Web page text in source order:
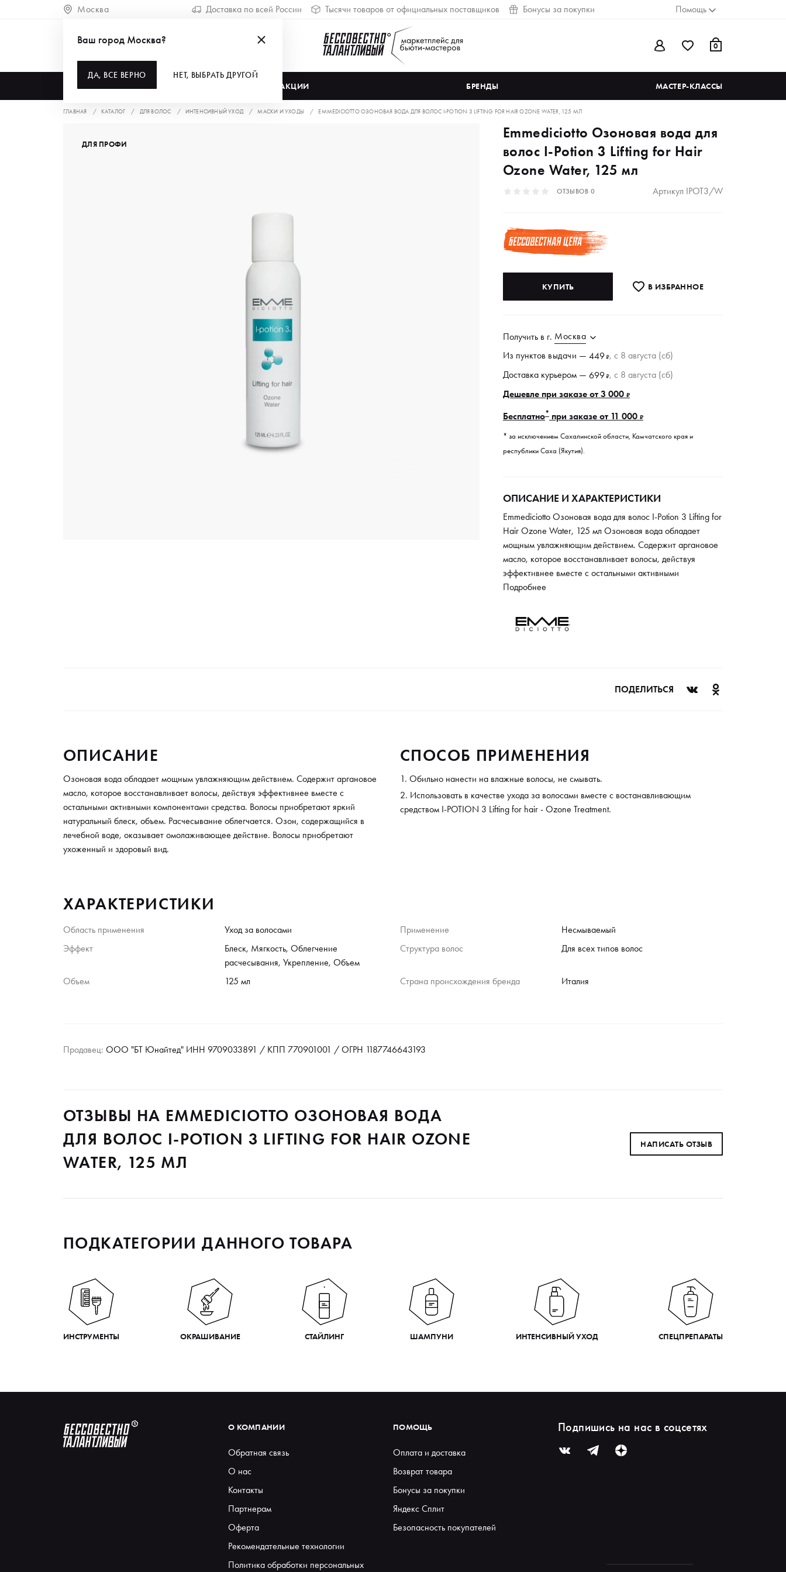
Москва Доставка по всей России Тысячи товаров от официальных поставщиков Бонусы за покупки Помощь
0
АКЦИИ БРЕНДЫ МАСТЕР-КЛАССЫ
Ваш город Москва?
ДА, ВСЕ ВЕРНО НЕТ, ВЫБРАТЬ ДРУГОЙ
ГЛАВНАЯ КАТАЛОГ ДЛЯ ВОЛОС ИНТЕНСИВНЫЙ УХОД МАСКИ И УХОДЫ EMMEDICIOTTO ОЗОНОВАЯ ВОДА ДЛЯ ВОЛОС I-POTION 3 LIFTING FOR HAIR OZONE WATER, 125 МЛ
ДЛЯ ПРОФИ
Emmediciotto Озоновая вода для
волос I-Potion 3 Lifting for Hair
Ozone Water, 125 мл
ОТЗЫВОВ 0 Артикул IPOT3/W
КУПИТЬ В ИЗБРАННОE
Получить в г. Москва
Из пунктов выдачи —449₽, c 8 августа (сб)
Доставка курьером —699₽, c 8 августа (сб)
Дешевле при заказе от 3 000₽
Бесплатно* при заказе от 11 000₽
* за исключением Сахалинской области, Камчатского края и
республики Саха (Якутия).
ОПИСАНИЕ И ХАРАКТЕРИСТИКИ
Emmediciotto Озоновая вода для волос I-Potion 3 Lifting for
Hair Ozone Water, 125 мл Озоновая вода обладает
мощным увлажняющим действием. Содержит аргановое
масло, которое восстанавливает волосы, действуя
эффективнее вместе с остальными активными
компонентами средства. Волосы приобретают яркий
Озон, содержащийся в лечебной воде, оказывает
омолаживающее действие. Волосы приобретают
Подробнее
ПОДЕЛИТЬСЯ
ОПИСАНИЕ
Озоновая вода обладает мощным увлажняющим действием. Содержит аргановое
масло, которое восстанавливает волосы, действуя эффективнее вместе с
остальными активными компонентами средства. Волосы приобретают яркий
натуральный блеск, объем. Расчесывание облегчается. Озон, содержащийся в
лечебной воде, оказывает омолаживающее действие. Волосы приобретают
ухоженный и здоровый вид.
СПОСОБ ПРИМЕНЕНИЯ
Обильно нанести на влажные волосы, не смывать.
Использовать в качестве ухода за волосами вместе с востанавливающим
средством I-POTION 3 Lifting for hair - Ozone Treatment.
ХАРАКТЕРИСТИКИ
Область применения Уход за волосами Применение
Несмываемый
Эффект
Блеск, Мягкость, Облегчение
расчесывания, Укрепление, Объем
Структура волос Для всех типов волос
Объем 125 мл Страна происхождения бренда Италия
Продавец: ООО "БТ Юнайтед" ИНН 9709033891 / КПП 770901001 / ОГРН 1187746643193
ОТЗЫВЫ НА EMMEDICIOTTO ОЗОНОВАЯ ВОДА
ДЛЯ ВОЛОС I-POTION 3 LIFTING FOR HAIR OZONE
WATER, 125 МЛ
НАПИСАТЬ ОТЗЫВ
ПОДКАТЕГОРИИ ДАННОГО ТОВАРА
ИНСТРУМЕНТЫ ОКРАШИВАНИЕ СТАЙЛИНГ ШАМПУНИ ИНТЕНСИВНЫЙ УХОД СПЕЦПРЕПАРАТЫ
О КОМПАНИИ
Обратная связь
О нас
Контакты
Партнерам
Оферта
Рекомендательные технологии
Политика обработки персональных
ПОМОЩЬ
Оплата и доставка
Возврат товара
Бонусы за покупки
Яндекс Сплит
Безопасность покупателей
Подпишись на нас в соцсетях